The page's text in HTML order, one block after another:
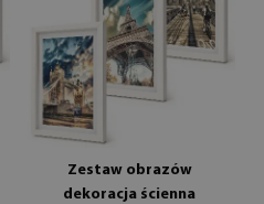
Zestaw obrazów
dekoracja ścienna